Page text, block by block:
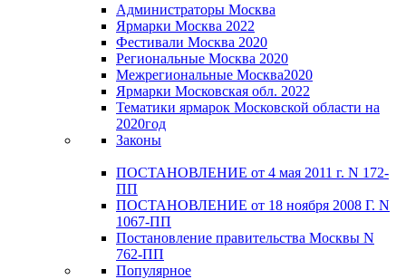
Администраторы Москва
Ярмарки Москва 2022
Фестивали Москва 2020
Региональные Москва 2020
Межрегиональные Москва2020
Ярмарки Московская обл. 2022
Тематики ярмарок Московской области на
2020год
Законы
ПОСТАНОВЛЕНИЕ от 4 мая 2011 г. N 172-
ПП
ПОСТАНОВЛЕНИЕ от 18 ноября 2008 Г. N
1067-ПП
Постановление правительства Москвы N
762-ПП
Популярное